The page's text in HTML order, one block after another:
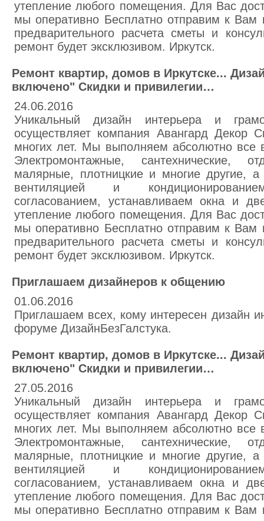
утепление любого помещения. Для Вас
мы оперативно Бесплатно отправим к Вам
предварительного расчета сметы и
ремонт будет эксклюзивом. Иркутск.
Ремонт квартир, домов в Иркутске...
включено" Скидки и привилегии…
24.06.2016
Уникальный дизайн интерьера и
осуществляет компания Авангард Декор
многих лет. Мы выполняем абсолютно все
Электромонтажные, сантехнические,
малярные, плотницкие и многие другие,
вентиляцией и
согласованием, устанавливаем окна и
утепление любого помещения. Для Вас
мы оперативно Бесплатно отправим к Вам
предварительного расчета сметы и
ремонт будет эксклюзивом. Иркутск.
Приглашаем дизайнеров к общению
01.06.2016
Приглашаем всех, кому интересен дизайн
форуме ДизайнБезГалстука.
Ремонт квартир, домов в Иркутске...
включено" Скидки и привилегии…
27.05.2016
Уникальный дизайн интерьера и
осуществляет компания Авангард Декор
многих лет. Мы выполняем абсолютно все
Электромонтажные, сантехнические,
малярные, плотницкие и многие другие,
вентиляцией и
согласованием, устанавливаем окна и
утепление любого помещения. Для Вас
мы оперативно Бесплатно отправим к Вам